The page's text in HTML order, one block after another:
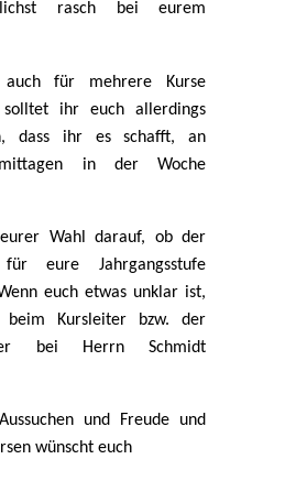
rasch bei eurem
für mehrere Kurse
solltet ihr euch allerdings
dass ihr es schafft, an
in der Woche
Wahl darauf, ob der
eure Jahrgangsstufe
euch etwas unklar ist,
Kursleiter bzw. der
bei Herrn Schmidt
und Freude und
wünscht euch